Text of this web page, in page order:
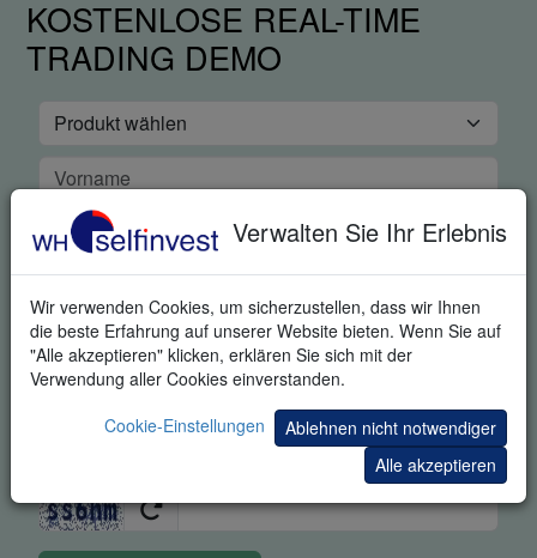
Verwalten Sie Ihr Erlebnis
Wir verwenden Cookies, um sicherzustellen, dass wir Ihnen
die beste Erfahrung auf unserer Website bieten. Wenn Sie auf
"Alle akzeptieren" klicken, erklären Sie sich mit der
Verwendung aller Cookies einverstanden.
Cookie-Einstellungen
Ablehnen nicht notwendiger
Alle akzeptieren
KOSTENLOSE REAL-TIME
TRADING DEMO